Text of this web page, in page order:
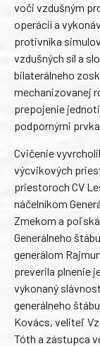
voči vzdušným
operácií a
protivníka
vzdušných síl a
bilaterálneho
mechanizovanej
prepojenie
podpornými
Cvičenie
výcvikových
priestoroch CV
náčelníkom
Zmekom a
Generálneho
generálom
preverila plnenie
vykonaný
generálneho
Kovács, veliteľ
Tóth a zástupca